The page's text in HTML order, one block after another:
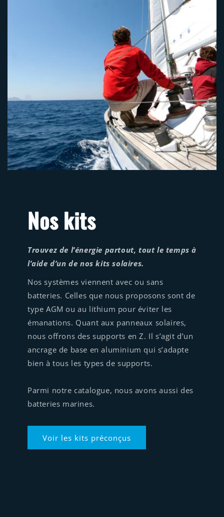
Nos kits
Trouvez de l’énergie partout, tout le temps à
l’aide d’un de nos kits solaires.
Nos systèmes viennent avec ou sans
batteries. Celles que nous proposons sont de
type AGM ou au lithium pour éviter les
émanations. Quant aux panneaux solaires,
nous offrons des supports en Z. Il s’agit d’un
ancrage de base en aluminium qui s’adapte
bien à tous les types de supports.
Parmi notre catalogue, nous avons aussi des
batteries marines.
Voir les kits préconçus